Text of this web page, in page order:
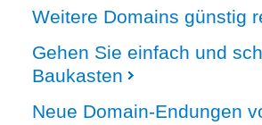
Weitere Domains günstig
Gehen Sie einfach und
Baukasten
Neue Domain-Endungen